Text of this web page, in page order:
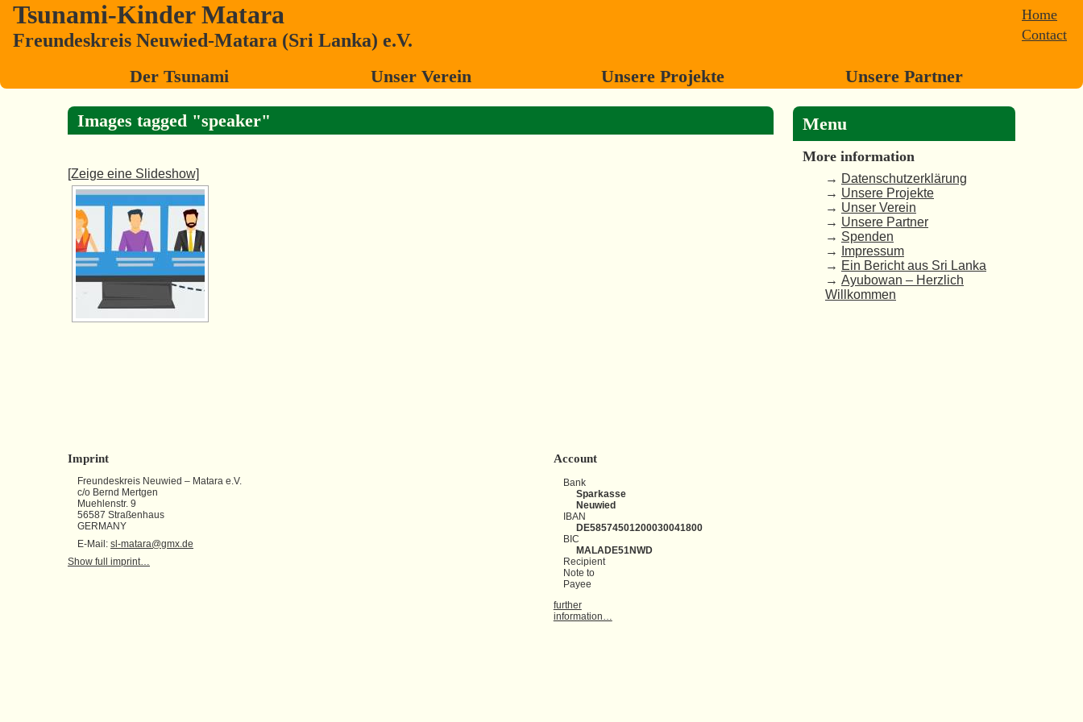
Home
Contact
Tsunami-Kinder Matara
Freundeskreis Neuwied-Matara (Sri Lanka) e.V.
Der Tsunami Unser Verein Unsere Projekte Unsere Partner
Images tagged "speaker"
[Zeige eine Slideshow]
Menu
More information
→ Datenschutzerklärung
→ Unsere Projekte
→ Unser Verein
→ Unsere Partner
→ Spenden
→
Impressum
→ Ein Bericht aus Sri Lanka
→ Ayubowan – Herzlich
Willkommen
Imprint
Freundeskreis Neuwied – Matara e.V.
c/o Bernd Mertgen
Muehlenstr. 9
56587 Straßenhaus
GERMANY
E-Mail: sl-matara@gmx.de
Show full imprint…
Account
Bank
Sparkasse
Neuwied
IBAN
DE58574501200030041800
BIC
MALADE51NWD
Recipient
Note to
Payee
further
information…